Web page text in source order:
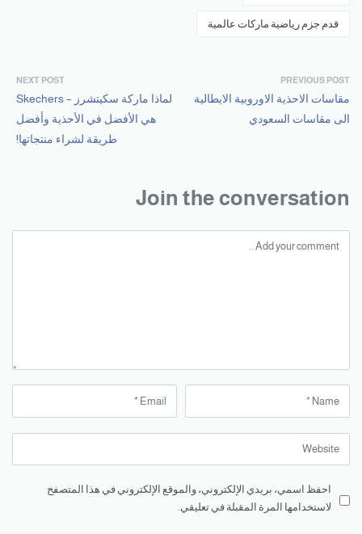
قدم جزم رياضية ماركات عالمية
PREVIOUS POST
مقاسات الاحذية الاوروبية الايطالية
الى مقاسات السعودي
NEXT POST
لماذا ماركة سكيتشرز – Skechers
هي الأفضل في الأحذية وأفضل
طريقة لشراء منتجاتها!
Join the conversation
احفظ اسمي، بريدي الإلكتروني، والموقع الإلكتروني في هذا المتصفح
لاستخدامها المرة المقبلة في تعليقي.